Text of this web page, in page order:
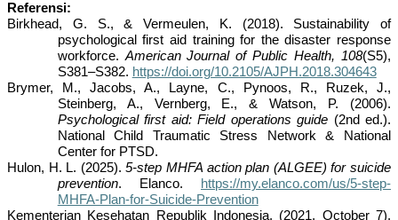
Referensi:
Birkhead, G. S., & Vermeulen, K. (2018). Sustainability of
psychological first aid training for the disaster response
workforce.American Journal of Public Health, 108(S5),
S381–S382. https://doi.org/10.2105/AJPH.2018.304643
Brymer, M., Jacobs, A., Layne, C., Pynoos, R., Ruzek, J.,
Steinberg, A., Vernberg, E., & Watson, P. (2006).
Psychological first aid: Field operations guide (2nd ed.).
National Child Traumatic Stress Network & National
Center for PTSD.
Hulon, H. L. (2025).5-step MHFA action plan (ALGEE) for suicide
prevention. Elanco.
https://my.elanco.com/us/5-step-
MHFA-Plan-for-Suicide-Prevention
Kementerian Kesehatan Republik Indonesia. (2021, October 7).